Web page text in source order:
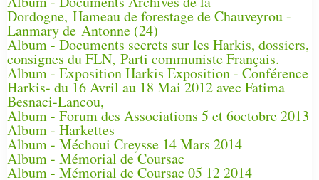
Dordogne, Hameau de forestage de Chauveyrou -
Lanmary de Antonne (24)
Album - Documents secrets sur les Harkis, dossiers,
consignes du FLN, Parti communiste Français.
Album - Exposition Harkis Exposition - Conférence
Harkis- du 16 Avril au 18 Mai 2012 avec Fatima
Besnaci-Lancou,
Album - Forum des Associations 5 et 6octobre 2013
Album - Harkettes
Album - Méchoui Creysse 14 Mars 2014
Album - Mémorial de Coursac
Album - Mémorial de Coursac 05 12 2014